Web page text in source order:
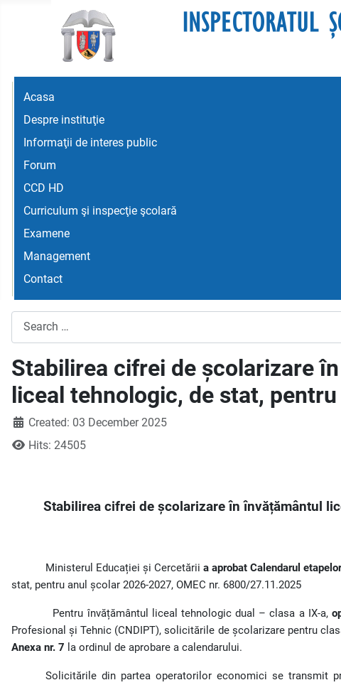
Acasa
Despre instituţie
Informaţii de interes public
Forum
CCD HD
Curriculum şi inspecţie şcolară
Examene
Management
Contact
Stabilirea cifrei de școlarizare
liceal tehnologic, de stat,
Created: 03 December 2025
Hits: 24505
Stabilirea cifrei de școlarizare în învățământul
Ministerul Educației și Cercetării a aprobat Calendarul
stat, pentru anul școlar 2026-2027, OMEC nr. 6800/27.11.2025
Pentru învățământul liceal tehnologic dual – clasa a IX-a,
Profesional și Tehnic (CNDIPT), solicitările de școlarizare pentru
Anexa nr. 7 la ordinul de aprobare a calendarului.
Solicitările din partea operatorilor economici se transmit